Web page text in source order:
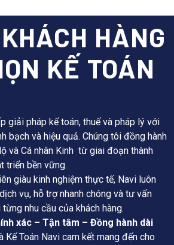
HÀNG
KẾ TOÁN
giải pháp kế toán, thuế và pháp lý với
bạch và hiệu quả. Chúng tôi đồng hành
và Cá nhân Kinh từ giai đoạn thành
triển bền vững.
giàu kinh nghiệm thực tế, Navi luôn
vụ, hỗ trợ nhanh chóng và tư vấn
nhu cầu của khách hàng.
xác – Tận tâm – Đồng hành dài
Kế Toán Navi cam kết mang đến cho